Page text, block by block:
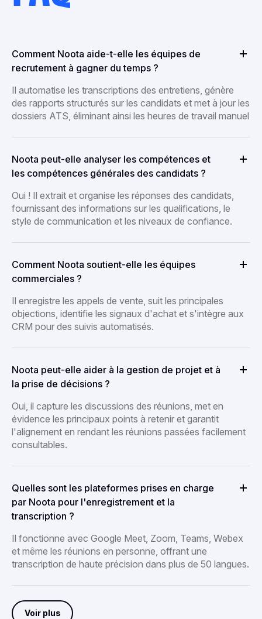
Comment Noota aide-t-elle les équipes de
recrutement à gagner du temps ?
Il automatise les transcriptions des entretiens, génère
des rapports structurés sur les candidats et met à jour les
dossiers ATS, éliminant ainsi les heures de travail manuel
Noota peut-elle analyser les compétences et
les compétences générales des candidats ?
Oui ! Il extrait et organise les réponses des candidats,
fournissant des informations sur les qualifications, le
style de communication et les niveaux de confiance.
Comment Noota soutient-elle les équipes
commerciales ?
Il enregistre les appels de vente, suit les principales
objections, identifie les signaux d'achat et s'intègre aux
CRM pour des suivis automatisés.
Noota peut-elle aider à la gestion de projet et à
la prise de décisions ?
Oui, il capture les discussions des réunions, met en
évidence les principaux points à retenir et garantit
l'alignement en rendant les réunions passées facilement
consultables.
Quelles sont les plateformes prises en charge
par Noota pour l'enregistrement et la
transcription ?
Il fonctionne avec Google Meet, Zoom, Teams, Webex
et même les réunions en personne, offrant une
transcription de haute précision dans plus de 50 langues.
Voir plus